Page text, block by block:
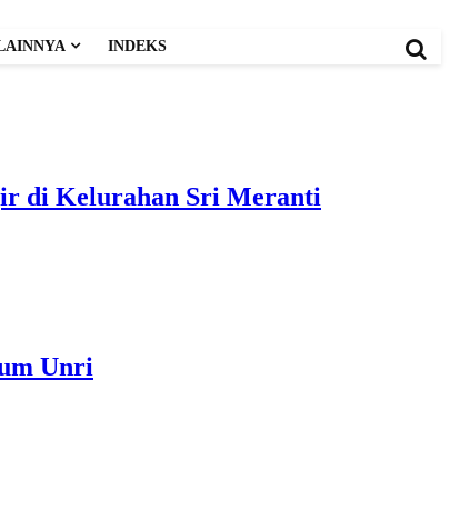
INDEKS
di Kelurahan Sri Meranti
Unri